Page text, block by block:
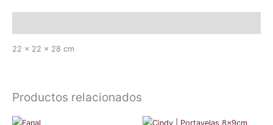
22 × 22 × 28 cm
Productos relacionados